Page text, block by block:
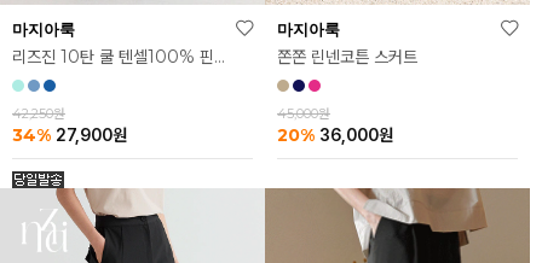
마지아룩
리즈진 10탄 쿨 텐셀100% 핀턱 와이드 데님
42,250원
34% 27,900원
마지아룩
쫀쫀 린넨코튼 스커트
45,000원
20% 36,000원